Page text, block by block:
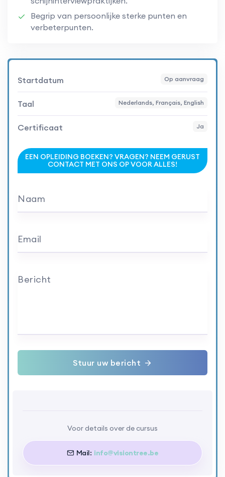
Begrip van persoonlijke sterke punten en
verbeterpunten.
Startdatum Op aanvraag
Taal Nederlands, Français, English
Certificaat Ja
EEN OPLEIDING BOEKEN? VRAGEN? NEEM GERUST
CONTACT MET ONS OP VOOR ALLES!
Naam
Email
Bericht
Stuur uw bericht
Voor details over de cursus
Mail: info@visiontree.be